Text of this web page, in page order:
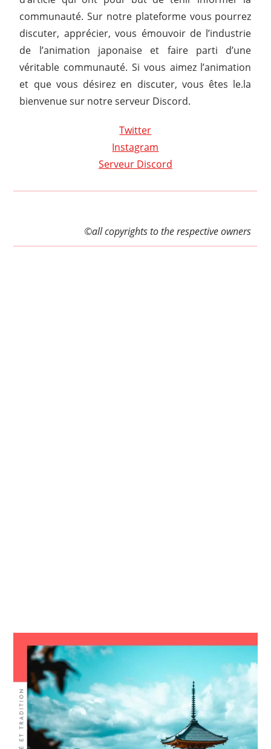
communauté. Sur notre plateforme vous pourrez
discuter, apprécier, vous émouvoir de l’industrie
de l’animation japonaise et faire parti d’une
véritable communauté. Si vous aimez l’animation
et que vous désirez en discuter, vous êtes le.la
bienvenue sur notre serveur Discord.
Twitter
Instagram
Serveur Discord
©all copyrights to the respective owners